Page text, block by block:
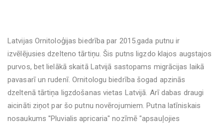
Latvijas Ornitoloģijas biedrība par 2015.gada putnu ir
izvēlējusies dzelteno tārtiņu. Šis putns ligzdo klajos augstajos
purvos, bet lielākā skaitā Latvijā sastopams migrācijas laikā
pavasarī un rudenī. Ornitologu biedrība šogad apzinās
dzeltenā tārtiņa ligzdošanas vietas Latvijā. Arī dabas draugi
aicināti ziņot par šo putnu novērojumiem. Putna latīniskais
nosaukums ''Pluvialis apricaria" nozīmē "apsauļojies